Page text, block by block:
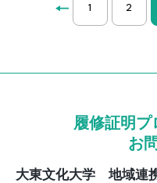
1 2
履修証明プ
お
大東文化大学 地域連